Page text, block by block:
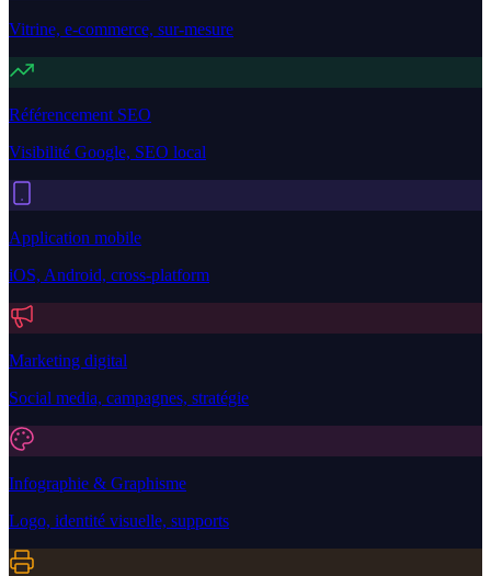
Vitrine, e-commerce, sur-mesure
Référencement SEO
Visibilité Google, SEO local
Application mobile
iOS, Android, cross-platform
Marketing digital
Social media, campagnes, stratégie
Infographie & Graphisme
Logo, identité visuelle, supports